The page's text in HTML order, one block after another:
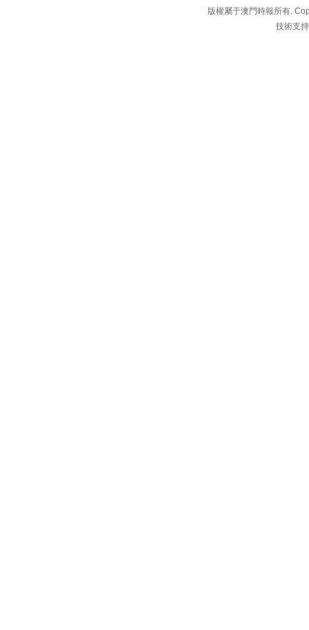
版權屬于澳門時報所有.
技術支